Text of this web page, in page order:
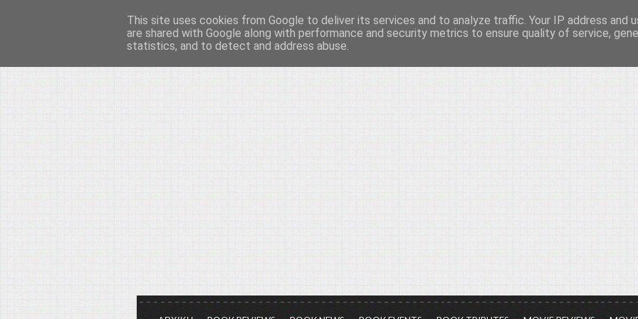
Το μεγαλείο των Τεχνών...
Είμαστε πάντα εδώ για να μιλάμε για τον πολιτισμό, σε κάθε του μορφή και έκταση...
This site uses cookies from Google to deliver its services and to analyze traffic. Your IP address and
are shared with Google along with performance and security metrics to ensure quality of service,
statistics, and to detect and address abuse.